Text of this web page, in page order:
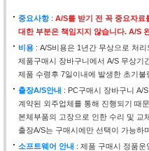
중요사항: A/S를 받기 전 꼭 중요자료
대한 부분은 책임지지 않습니다. A/S
비용 : A/S비용은 1년간 무상으로 처
제품구매시 장바구니에서 A/S 무상기
제품 수령후 7일이내에 발생한 초기
출장A/S안내 : PC구매시 장바구니 A/
계약된 외주업체를 통해 진행되기 때
본체부품의 고장으로 인한 수리 및 교
출장A/S는 구매시에만 선택이 가능하
소프트웨어 안내 : 제품 구매시 정품